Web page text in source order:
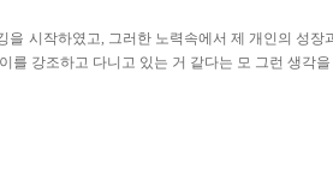
시작하였고, 그러한 노력속에서 제 개인의 성장
를 강조하고 다니고 있는 거 같다는 모 그런 생각